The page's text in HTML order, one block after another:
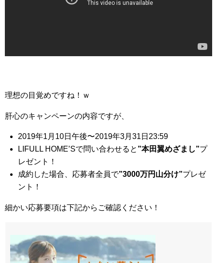
理想の目覚めですね！ｗ
肝心のキャンペーンの内容ですが、
2019年1月10日午後〜2019年3月31日23:59
LIFULL HOME’Sで問い合わせると ”本田翼めざまし”プ
レゼント！
成約した場合、応募者全員で”3000万円山分け”プレゼ
ント！
細かい応募要項は下記からご確認ください！